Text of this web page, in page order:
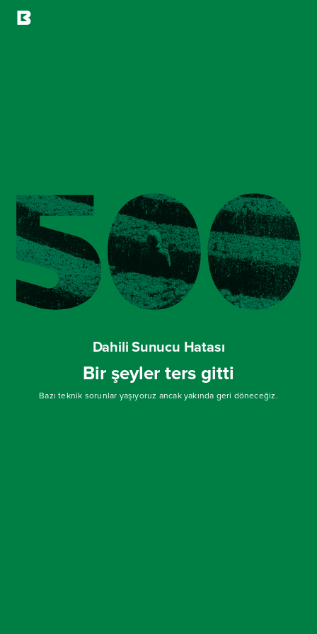
Dahili Sunucu Hatası
Bir şeyler ters gitti
Bazı teknik sorunlar yaşıyoruz ancak yakında geri döneceğiz.